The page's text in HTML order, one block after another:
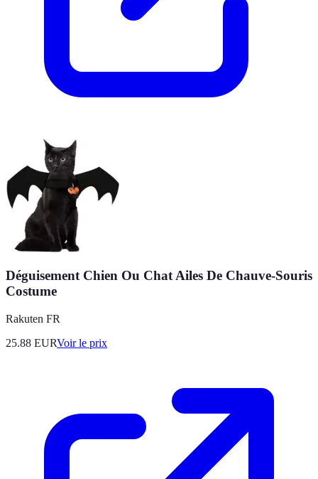
Déguisement Chien Ou Chat Ailes De Chauve-Souris
Costume
Rakuten FR
25.88 EURVoir le prix